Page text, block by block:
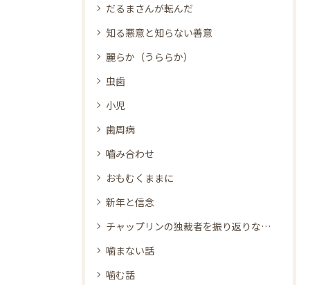
だるまさんが転んだ
知る悪意と知らない善意
麗らか（うららか）
虫歯
小児
歯周病
嚙み合わせ
おもむくままに
新年と信念
チャップリンの独裁者を振り返りながら
噛まない話
噛む話